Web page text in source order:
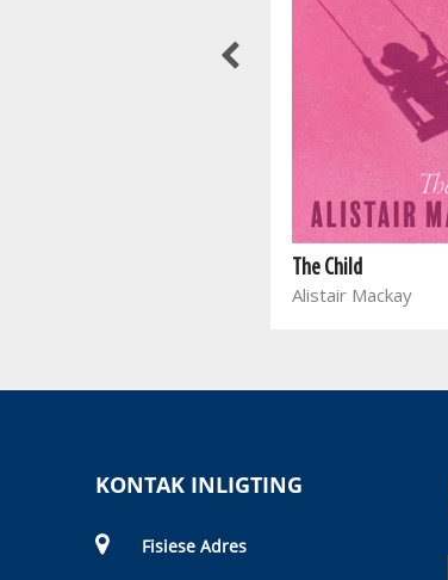
The Child
Alistair Mackay
KONTAK INLIGTING
Fisiese Adres